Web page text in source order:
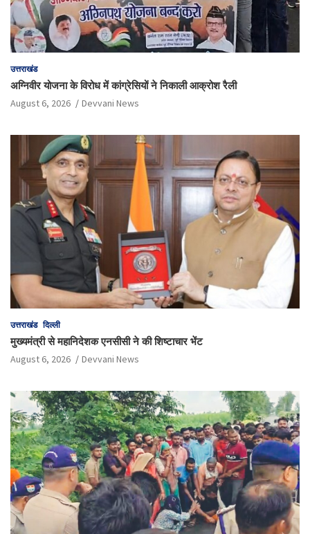
उत्तराखंड
अग्निवीर योजना के विरोध में कांग्रेसियों ने निकाली आक्रोश रैली
August 6, 2026 Devvani News
उत्तराखंड दिल्ली
मुख्यमंत्री से महानिदेशक एनसीसी ने की शिष्टाचार भेंट
August 6, 2026 Devvani News